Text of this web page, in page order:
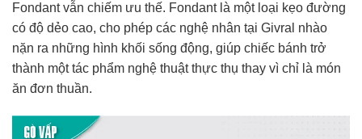
Fondant vẫn chiếm ưu thế. Fondant là một loại kẹo đường
có độ dẻo cao, cho phép các nghệ nhân tại Givral nhào
nặn ra những hình khối sống động, giúp chiếc bánh trở
thành một tác phẩm nghệ thuật thực thụ thay vì chỉ là món
ăn đơn thuần.